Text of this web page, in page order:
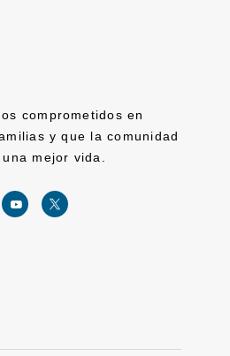
comprometidos en
y que la comunidad
mejor vida.
for ferring usa